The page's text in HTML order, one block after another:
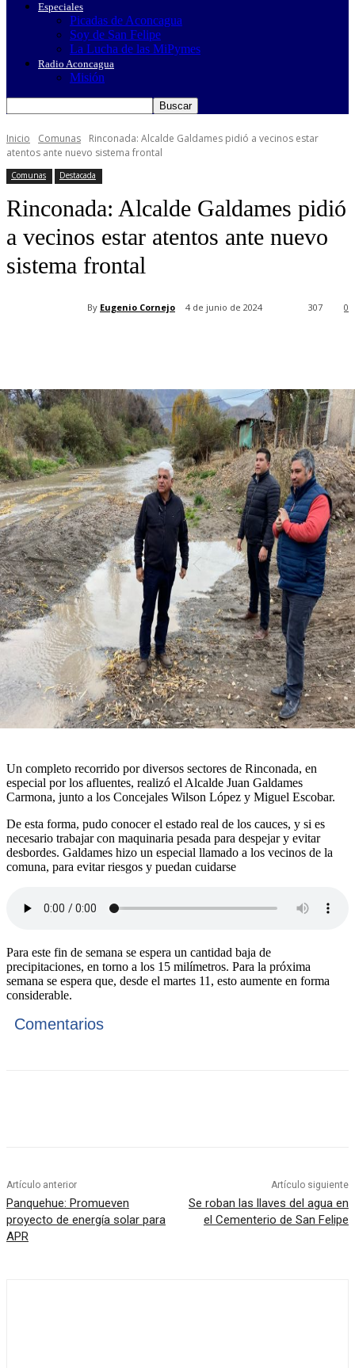
Especiales
Picadas de Aconcagua
Soy de San Felipe
La Lucha de las MiPymes
Radio Aconcagua
Misión
Inicio Comunas
Rinconada: Alcalde Galdames pidió a vecinos estar
atentos ante nuevo sistema frontal
Comunas Destacada
Rinconada: Alcalde Galdames pidió
a vecinos estar atentos ante nuevo
sistema frontal
By Eugenio Cornejo 4 de junio de 2024 0
307
Un completo recorrido por diversos sectores de Rinconada, en
especial por los afluentes, realizó el Alcalde Juan Galdames
Carmona, junto a los Concejales Wilson López y Miguel Escobar.
De esta forma, pudo conocer el estado real de los cauces, y si es
necesario trabajar con maquinaria pesada para despejar y evitar
desbordes. Galdames hizo un especial llamado a los vecinos de la
comuna, para evitar riesgos y puedan cuidarse
Para este fin de semana se espera un cantidad baja de
precipitaciones, en torno a los 15 milímetros. Para la próxima
semana se espera que, desde el martes 11, esto aumente en forma
considerable.
Comentarios
Artículo anterior
Panquehue: Promueven
proyecto de energía solar para
APR
Artículo siguiente
Se roban las llaves del agua en
el Cementerio de San Felipe